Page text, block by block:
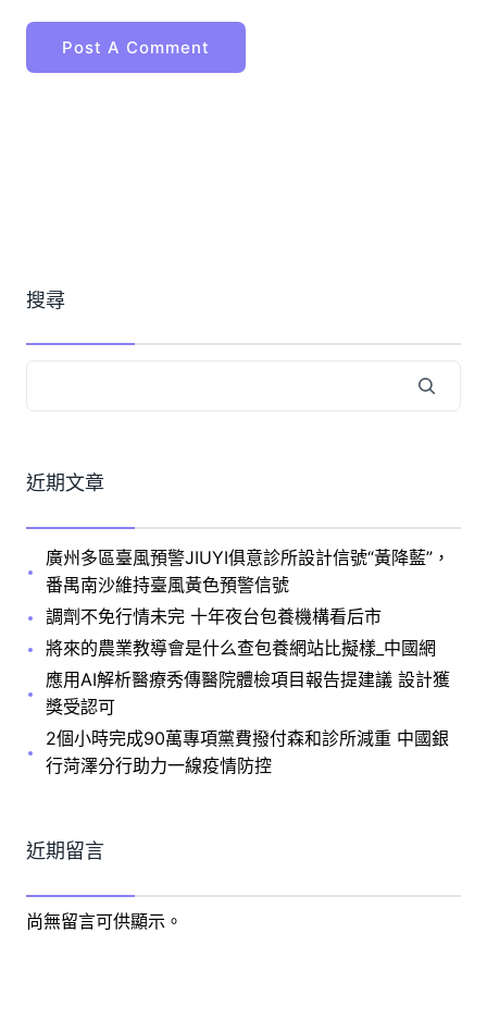
搜尋
近期文章
廣州多區臺風預警JIUYI俱意診所設計信號“黃降藍”，
番禺南沙維持臺風黃色預警信號
調劑不免行情未完 十年夜台包養機構看后市
將來的農業教導會是什么查包養網站比擬樣_中國網
應用AI解析醫療秀傳醫院體檢項目報告提建議 設計獲
獎受認可
2個小時完成90萬專項黨費撥付森和診所減重 中國銀
行菏澤分行助力一線疫情防控
近期留言
尚無留言可供顯示。